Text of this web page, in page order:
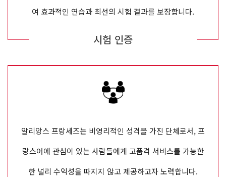
여 효과적인 연습과 최선의 시험 결과를 보장합니다.
시험 인증
알리앙스 프랑세즈는 비영리적인 성격을 가진 단체로서, 프
랑스어에 관심이 있는 사람들에게 고품격 서비스를 가능한
한 널리 수익성을 따지지 않고 제공하고자 노력합니다.